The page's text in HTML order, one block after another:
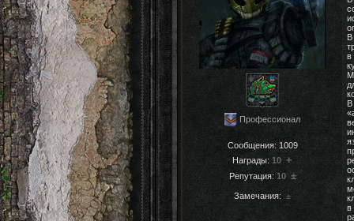
Профессионал
Сообщения: 1009
Награды: 10 +
Репутация: 10 ±
Замечания: ±
В
в
В
в